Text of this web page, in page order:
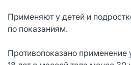
Применяют у детей и
по показаниям.
Противопоказано применение